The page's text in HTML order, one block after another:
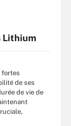
Lithium
fortes
de ses
de vie de